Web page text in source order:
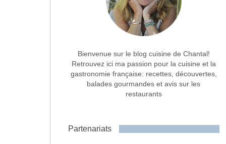
Nom
Commentaire ou message *
Bienvenue sur le blog cuisine de Chantal!
Retrouvez ici ma passion pour la cuisine et la
gastronomie française: recettes, découvertes,
balades gourmandes et avis sur les
restaurants
Partenariats